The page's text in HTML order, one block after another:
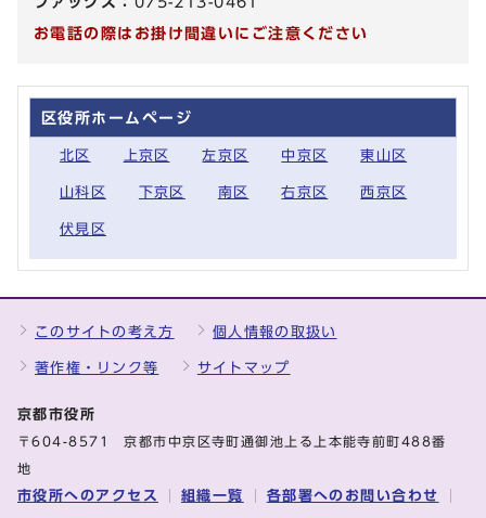
お電話の際はお掛け間違いにご注意ください
区役所ホームページ
北区 上京区 左京区 中京区 東山区
山科区 下京区 南区 右京区 西京区
伏見区
このサイトの考え方 個人情報の取扱い
著作権・リンク等 サイトマップ
京都市役所
〒604-8571 京都市中京区寺町通御池上る上本能寺前町488番
地
市役所へのアクセス 組織一覧 各部署へのお問い合わせ